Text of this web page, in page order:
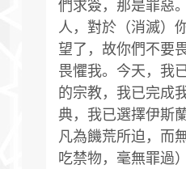
們求簽，那是罪惡
人，對於（消滅）
望了，故你們不要
畏懼我。今天，我
的宗教，我已完成
典，我已選擇伊斯
凡為饑荒所迫，而
吃禁物，毫無罪過